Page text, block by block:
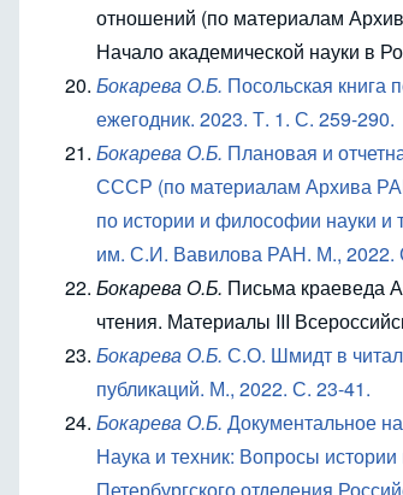
отношений (по материалам
Начало академической науки в
Бокарева О.Б. Посольская книга
ежегодник. 2023. Т. 1. С. 259-290.
Бокарева О.Б. Плановая и
СССР (по материалам Архива
по истории и философии науки и
им. С.И. Вавилова РАН. М., 2022.
Бокарева О.Б. Письма краеведа
чтения. Материалы III
Бокарева О.Б. С.О. Шмидт в
публикаций. М., 2022. С. 23-41.
Бокарева О.Б. Документальное
Наука и техник: Вопросы